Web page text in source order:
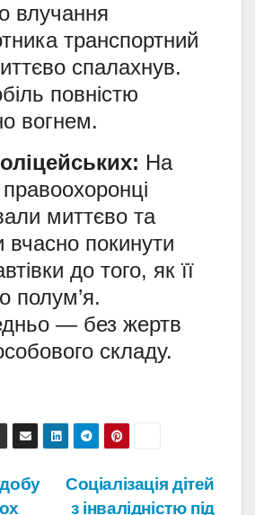
влучання
транспортний
спалахнув.
повністю
вогнем.
На
миттєво та
вчасно покинути
до того, як її
полум’я.
— без жертв
складу.
Соціалізація дітей
з інвалідністю під